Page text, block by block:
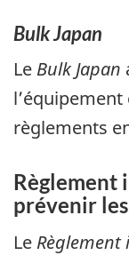
Bulk Japan
Le Bulk Japan
règlements
prévenir
Le